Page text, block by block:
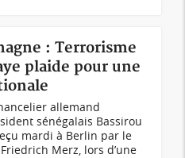
: Terrorisme
plaide pour une
allemand
sénégalais Bassirou
mardi à Berlin par le
Merz, lors d’une